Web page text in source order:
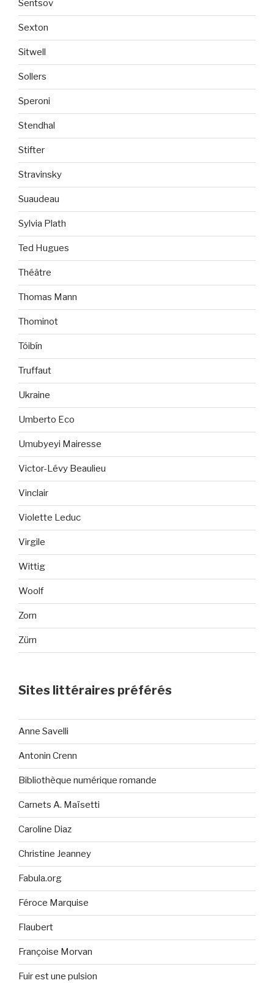
Sentsov
Sexton
Sitwell
Sollers
Speroni
Stendhal
Stifter
Stravinsky
Suaudeau
Sylvia Plath
Ted Hugues
Théâtre
Thomas Mann
Thominot
Tóibín
Truffaut
Ukraine
Umberto Eco
Umubyeyi Mairesse
Victor-Lévy Beaulieu
Vinclair
Violette Leduc
Virgile
Wittig
Woolf
Zorn
Zürn
Sites littéraires préférés
Anne Savelli
Antonin Crenn
Bibliothèque numérique romande
Carnets A. Maïsetti
Caroline Diaz
Christine Jeanney
Fabula.org
Féroce Marquise
Flaubert
Françoise Morvan
Fuir est une pulsion